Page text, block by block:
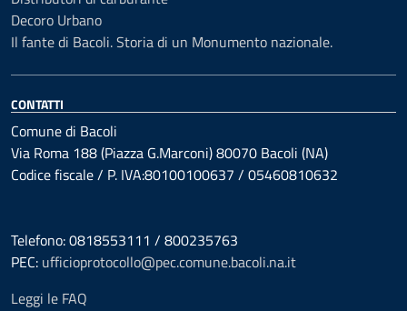
Decoro Urbano
Il fante di Bacoli. Storia di un Monumento nazionale.
CONTATTI
Comune di Bacoli
Via Roma 188 (Piazza G.Marconi) 80070 Bacoli (NA)
Codice fiscale / P. IVA:80100100637 / 05460810632
Telefono: 0818553111 / 800235763
PEC: ufficioprotocollo@pec.comune.bacoli.na.it
Leggi le FAQ